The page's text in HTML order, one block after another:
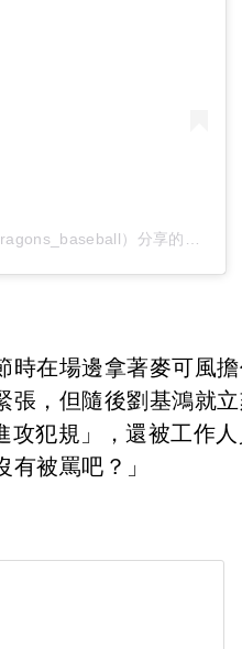
時在場邊拿著麥可風
張，但隨後劉基鴻就
攻犯規」，還被工作
被罵吧？」